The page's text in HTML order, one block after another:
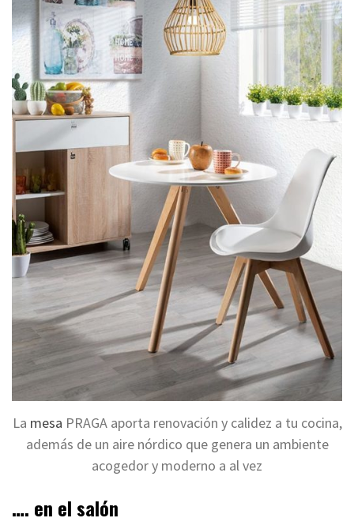
La mesa PRAGA aporta renovación y calidez a tu cocina,
además de un aire nórdico que genera un ambiente
acogedor y moderno a al vez
…. en el salón